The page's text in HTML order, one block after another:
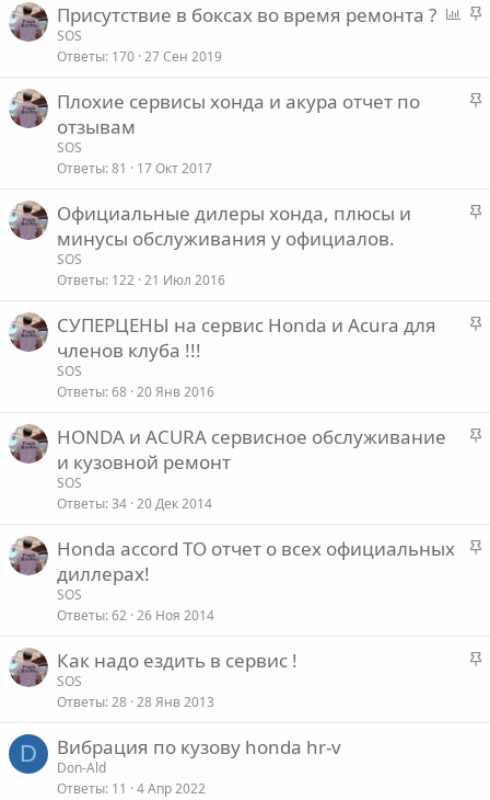
п
о
О З
е
о
Присутствие в боксах во время ремонта ?
SOS
Ответы 170 27 Сен 2019
З
п
Плохие сервисы хонда и акура отчет по
отзывам
SOS
Ответы 81 17 Окт 2017
З
п
Официальные дилеры хонда, плюсы и
минусы обслуживания у официалов.
SOS
Ответы 122 21 Июл 2016
З
п
СУПЕРЦЕНЫ на сервис Honda и Acura для
членов клуба !!!
SOS
Ответы 68 20 Янв 2016
З
п
HONDA и ACURA сервисное обслуживание
и кузовной ремонт
SOS
Ответы 34 20 Дек 2014
З
п
Honda accord ТО отчет о всех официальных
диллерах!
SOS
Ответы 62 26 Ноя 2014
З
Как надо ездить в сервис !
SOS
Ответы 28 28 Янв 2013
D Вибрация по кузову honda hr-v
Don-Ald
Ответы 11 4 Апр 2022